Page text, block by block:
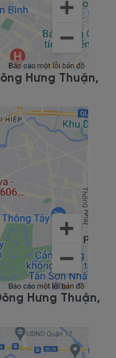
Hưng Thuận,
Hưng Thuận,